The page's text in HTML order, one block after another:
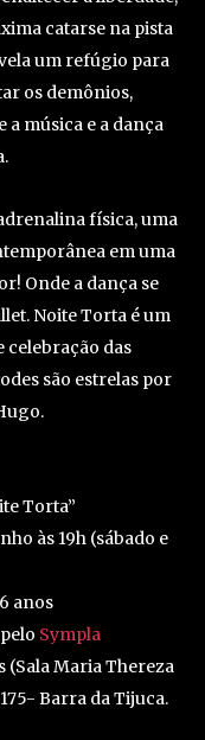
catarse na pista
um refúgio para
os demônios,
música e a dança
física, uma
em uma
Onde a dança se
Noite Torta é um
celebração das
são estrelas por
Torta”
às 19h (sábado e
anos
Sympla
(Sala Maria Thereza
Barra da Tijuca.